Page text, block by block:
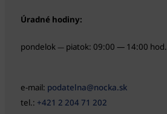
Úradné hodiny:
pondelok — piatok: 09:00 — 14:00 hod.
e-mail: podatelna@nocka.sk
tel.: +421 2 204 71 202